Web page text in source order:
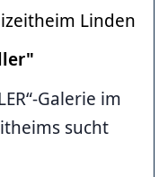
Linden
Galerie im
sucht